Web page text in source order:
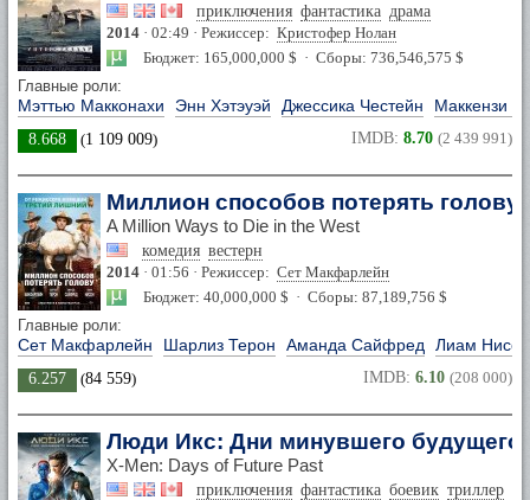
приключения фантастика драма
2014 · 02:49 · Режиссер: Кристофер Нолан
Бюджет: 165,000,000 $ · Сборы: 736,546,575 $
Главные роли:
Мэттью Макконахи Энн Хэтэуэй Джессика Честейн Маккензи
8.668 (1 109 009) IMDB: 8.70 (2 439 991)
Миллион способов потерять голову
A Million Ways to Die in the West
комедия вестерн
2014 · 01:56 · Режиссер: Сет Макфарлейн
Бюджет: 40,000,000 $ · Сборы: 87,189,756 $
Главные роли:
Сет Макфарлейн Шарлиз Терон Аманда Сайфред Лиам Нисон
6.257 (84 559) IMDB: 6.10 (208 000)
Люди Икс: Дни минувшего будущего
X-Men: Days of Future Past
приключения фантастика боевик триллер